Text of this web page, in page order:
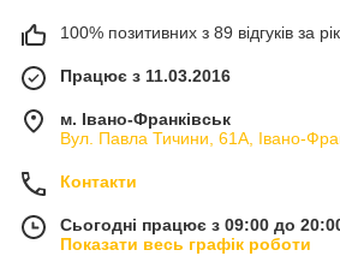
100% позитивних з 89 відгуків за рік
Працює з 11.03.2016
м. Івано-Франківськ
Вул. Павла Тичини, 61А, Івано-
Контакти
Сьогодні працює з 09:00 до
Показати весь графік роботи